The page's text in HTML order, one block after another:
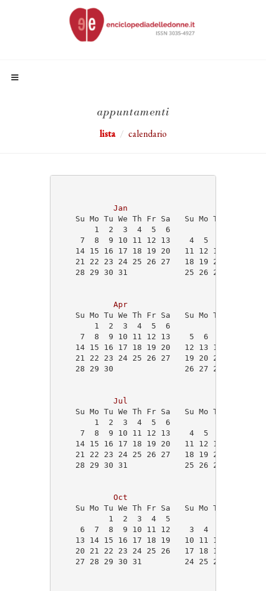
appuntamenti
lista calendario
Jan
Su Mo Tu We Th Fr Sa   Su Mo Tu We Th
1  2  3  4  5  6                1
7  8  9 10 11 12 13    4  5  6  7  8
14 15 16 17 18 19 20   11 12 13 14 15
21 22 23 24 25 26 27   18 19 20 21 22
28 29 30 31            25 26 27 28 29
Apr
Su Mo Tu We Th Fr Sa   Su Mo Tu We Th
1  2  3  4  5  6             1  2
7  8  9 10 11 12 13    5  6  7  8  9
14 15 16 17 18 19 20   12 13 14 15 16
21 22 23 24 25 26 27   19 20 21 22 23
28 29 30               26 27 28 29 30
Jul
Su Mo Tu We Th Fr Sa   Su Mo Tu We Th
1  2  3  4  5  6                1
7  8  9 10 11 12 13    4  5  6  7  8
14 15 16 17 18 19 20   11 12 13 14 15
21 22 23 24 25 26 27   18 19 20 21 22
28 29 30 31            25 26
Oct
Su Mo Tu We Th Fr Sa   Su Mo Tu We Th
1  2  3  4  5
6  7  8  9 10 11 12    3  4  5  6  7
13 14 15 16 17 18 19   10 11 12 13 14
20 21 22 23 24 25 26   17 18 19 20 21
27 28 29 30 31         24 25 26